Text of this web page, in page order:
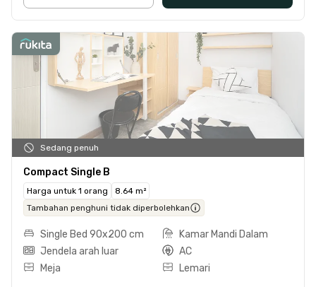
Sedang penuh
Compact Single B
Harga untuk 1 orang
8.64 m²
Tambahan penghuni tidak diperbolehkan
Single Bed 90x200 cm
Kamar Mandi Dalam
Jendela arah luar
AC
Meja
Lemari